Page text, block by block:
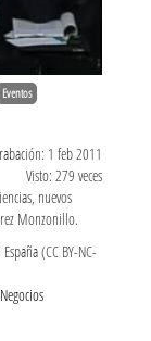
Eventos
1 feb 2011
Visto: 279 veces
nuevos
Monzonillo.
(CC BY-NC-